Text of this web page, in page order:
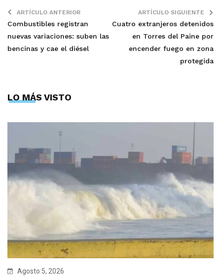
ARTÍCULO ANTERIOR
Combustibles registran
nuevas variaciones: suben las
bencinas y cae el diésel
ARTÍCULO SIGUIENTE
Cuatro extranjeros detenidos
en Torres del Paine por
encender fuego en zona
protegida
LO MÁS VISTO
Agosto 5, 2026